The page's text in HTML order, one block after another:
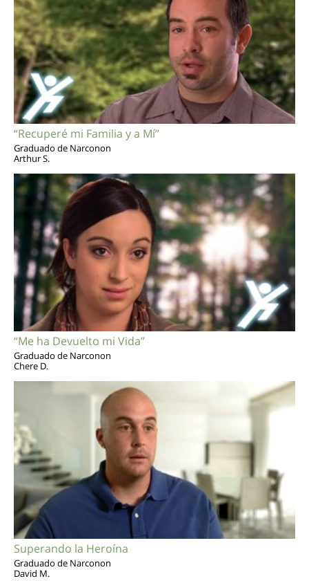
“Recuperé mi Familia y a Mí”
Graduado de Narconon
Arthur S.
“Me ha Devuelto mi Vida”
Graduado de Narconon
Chere D.
Superando la Heroína
Graduado de Narconon
David M.